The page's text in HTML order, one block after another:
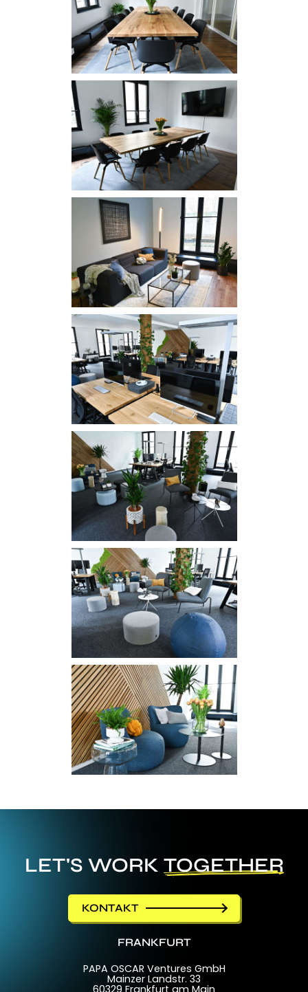
LET'S WORK TOGETHER
KONTAKT
FRANKFURT
PAPA OSCAR Ventures GmbH
Mainzer Landstr. 33